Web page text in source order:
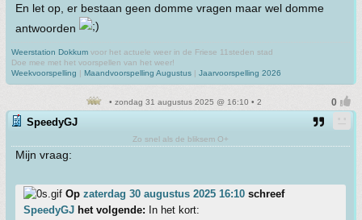
En let op, er bestaan geen domme vragen maar wel domme
antwoorden
Weerstation Dokkum voor het actuele weer in de Friese 11steden stad
Doe mee met het voorspellen van het weer!
Weekvoorspelling | Maandvoorspelling Augustus | Jaarvoorspelling 2026
• zondag 31 augustus 2025 @ 16:10 • 2
SpeedyGJ
Zo snel als de bliksem O+
Mijn vraag:
Op zaterdag 30 augustus 2025 16:10 schreef
SpeedyGJ het volgende: In het kort: